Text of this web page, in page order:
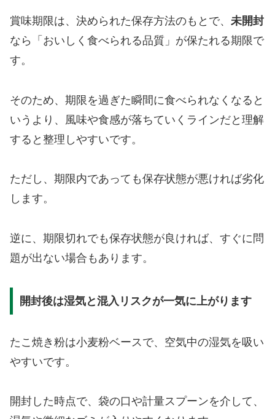
賞味期限は、決められた保存方法のもとで、 未開封
なら「おいしく食べられる品質」が保たれる期限で
す。
そのため、期限を過ぎた瞬間に食べられなくなると
いうより、風味や食感が落ちていくラインだと理解
すると整理しやすいです。
ただし、期限内であっても保存状態が悪ければ劣化
します。
逆に、期限切れでも保存状態が良ければ、すぐに問
題が出ない場合もあります。
開封後は湿気と混入リスクが一気に上がります
たこ焼き粉は小麦粉ベースで、空気中の湿気を吸い
やすいです。
開封した時点で、袋の口や計量スプーンを介して、